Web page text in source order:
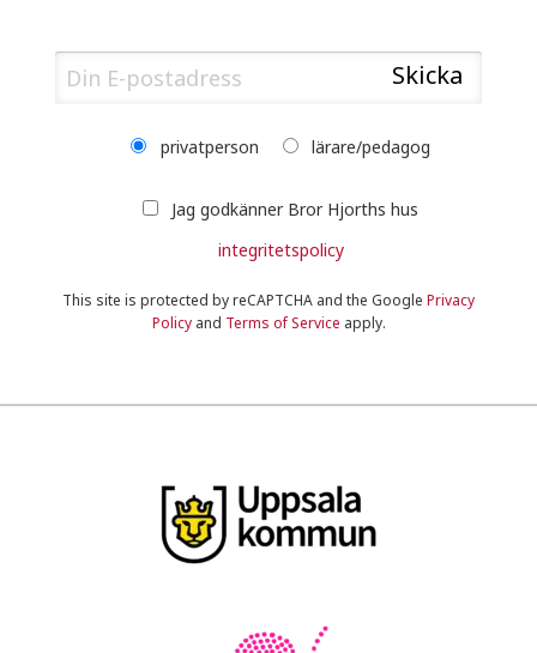
privatperson lärare/pedagog
Jag godkänner Bror Hjorths hus
integritetspolicy
This site is protected by reCAPTCHA and the Google Privacy
Policyand Terms of Service apply.